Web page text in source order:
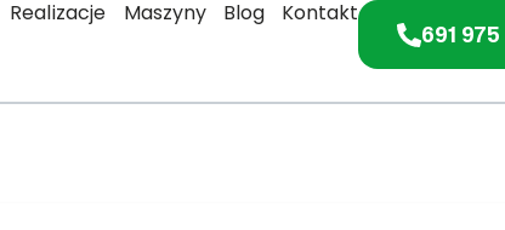
Realizacje Maszyny Blog Kontakt
691 975